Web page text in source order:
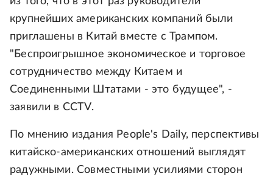
крупнейших американских компаний были
приглашены в Китай вместе с Трампом.
"Беспроигрышное экономическое и торговое
сотрудничество между Китаем и
Соединенными Штатами - это будущее", -
заявили в CCTV.
По мнению издания People's Daily, перспективы
китайско-американских отношений выглядят
радужными. Совместными усилиями сторон